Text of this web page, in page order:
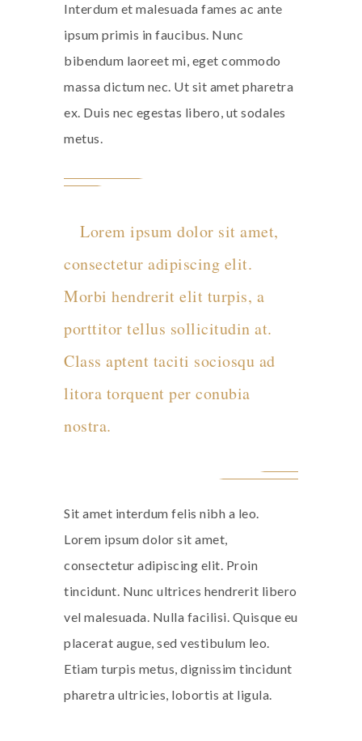
Interdum et malesuada fames ac ante
ipsum primis in faucibus. Nunc
bibendum laoreet mi, eget commodo
massa dictum nec. Ut sit amet pharetra
ex. Duis nec egestas libero, ut sodales
metus.
Lorem ipsum dolor sit amet,
consectetur adipiscing elit.
Morbi hendrerit elit turpis, a
porttitor tellus sollicitudin at.
Class aptent taciti sociosqu ad
litora torquent per conubia
nostra.
Sit amet interdum felis nibh a leo.
Lorem ipsum dolor sit amet,
consectetur adipiscing elit. Proin
tincidunt. Nunc ultrices hendrerit libero
vel malesuada. Nulla facilisi. Quisque eu
placerat augue, sed vestibulum leo.
Etiam turpis metus, dignissim tincidunt
pharetra ultricies, lobortis at ligula.